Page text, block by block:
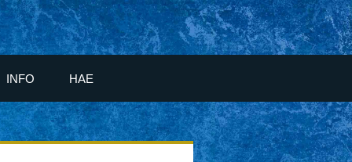
INFO HAE